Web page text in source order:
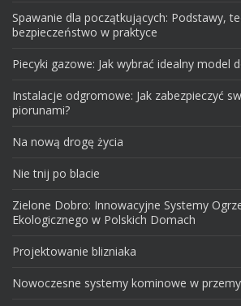
Spawanie dla początkujących: Podstawy,
bezpieczeństwo w praktyce
Piecyki gazowe: Jak wybrać idealny model
Instalacje odgromowe: Jak zabezpieczyć
piorunami?
Na nową drogę życia
Nie tnij po blacie
Zielone Dobro: Innowacyjne Systemy
Ekologicznego w Polskich Domach
Projektowanie blizniaka
Nowoczesne systemy kominowe w